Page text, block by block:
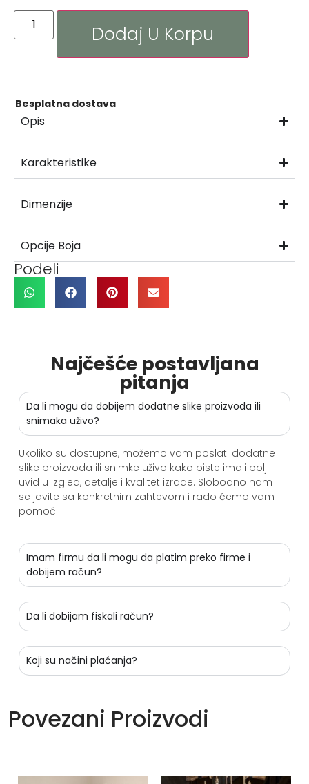
Dodaj U Korpu
Besplatna dostava
Opis
Karakteristike
Dimenzije
Opcije Boja
Podeli
Najčešće postavljana
pitanja
Da li mogu da dobijem dodatne slike proizvoda ili
snimaka uživo?
Ukoliko su dostupne, možemo vam poslati dodatne
slike proizvoda ili snimke uživo kako biste imali bolji
uvid u izgled, detalje i kvalitet izrade. Slobodno nam
se javite sa konkretnim zahtevom i rado ćemo vam
pomoći.
Imam firmu da li mogu da platim preko firme i
dobijem račun?
Da li dobijam fiskali račun?
Koji su načini plaćanja?
Povezani Proizvodi